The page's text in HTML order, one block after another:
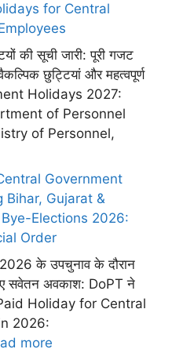
for Central
की सूची जारी: पूरी गजट
छुट्टियां और महत्वपूर्ण
Holidays 2027:
of Personnel
of Personnel,
Government
Bihar, Gujarat &
Elections 2026:
Order
के उपचुनाव के दौरान
सवेतन अवकाश: DoPT ने
Holiday for Central
2026:
more